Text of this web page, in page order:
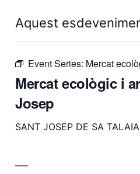
Aquest
Event Series: Mercat
Mercat ecològic i
Josep
SANT JOSEP DE SA TALAIA